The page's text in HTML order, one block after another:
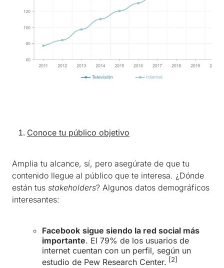
Conoce tu público objetivo
Amplia tu alcance, sí, pero asegúrate de que tu
contenido llegue al público que te interesa. ¿Dónde
están tus stakeholders? Algunos datos demográficos
interesantes:
Facebook sigue siendo la red social más
importante. El 79% de los usuarios de
internet cuentan con un perfil, según un
estudio de Pew Research Center. [2]